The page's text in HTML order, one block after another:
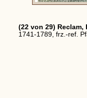
(22 von 29) Reclam,
1741-1789, frz.-ref.